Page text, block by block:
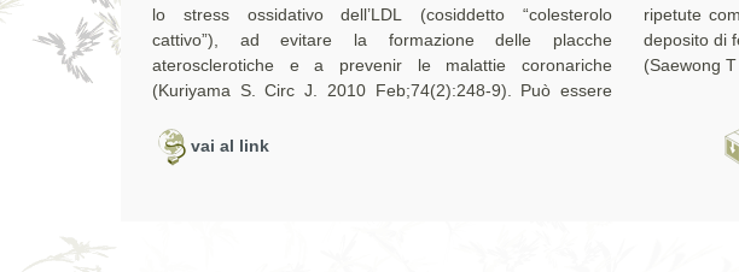
lo stress ossidativo dell’LDL (cosiddetto “colesterolo
cattivo”), ad evitare la formazione delle placche
aterosclerotiche e a prevenir le malattie coronariche
(Kuriyama S. Circ J. 2010 Feb;74(2):248-9). Può essere
ripetute
deposito di
(Saewong
vai al link